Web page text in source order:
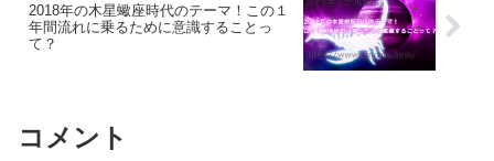
2018年の木星蠍座時代のテーマ！この１
年間流れに乗るために意識することっ
て？
コメント